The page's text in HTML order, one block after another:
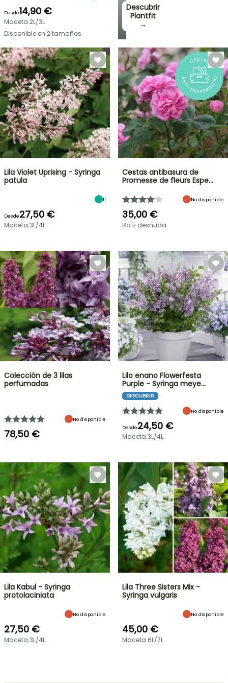
Descubrir
Plantfit
→
Desde14,90 €
Maceta 2L/3L
Disponible en 2 tamaños
Lila Violet Uprising - Syringa
patula
11
Desde27,50 €
Maceta 3L/4L
Cestas antibasura de
Promesse de fleurs Espe…
No disponible
35,00 €
Raíz desnuda
Colección de 3 lilas
perfumadas
No disponible
78,50 €
Lilo enano Flowerfesta
Purple - Syringa meye…
DESCUBRIR
No disponible
Desde24,50 €
Maceta 3L/4L
Lila Kabul - Syringa
protolaciniata
No disponible
27,50 €
Maceta 3L/4L
Lila Three Sisters Mix -
Syringa vulgaris
No disponible
45,00 €
Maceta 6L/7L